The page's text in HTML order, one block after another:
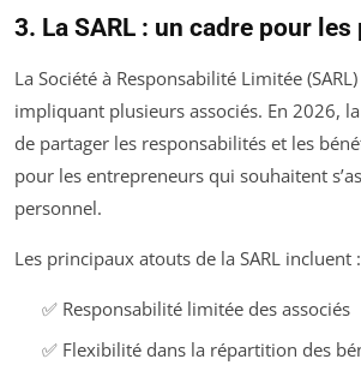
3. La SARL : un cadre pour
La Société à Responsabilité Limitée
impliquant plusieurs associés. En 2026,
de partager les responsabilités et les
pour les entrepreneurs qui souhaitent
personnel.
Les principaux atouts de la SARL incluent :
✅ Responsabilité limitée des associés
✅ Flexibilité dans la répartition des